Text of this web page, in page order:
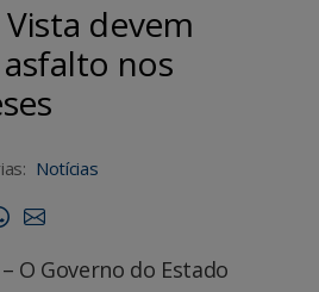
devem
nos
Notícias
O Governo do Estado